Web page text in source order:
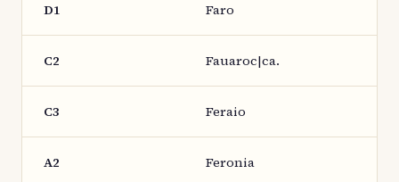
D1 Faro
C2 Fauaroc|ca.
C3 Feraio
A2 Feronia